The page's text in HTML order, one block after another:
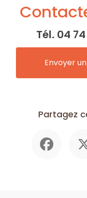
Tél. 04
Envoyer
Partagez